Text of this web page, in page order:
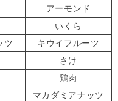
アーモンド
いくら
ツ
キウイフルーツ
さけ
鶏肉
マカダミアナッツ